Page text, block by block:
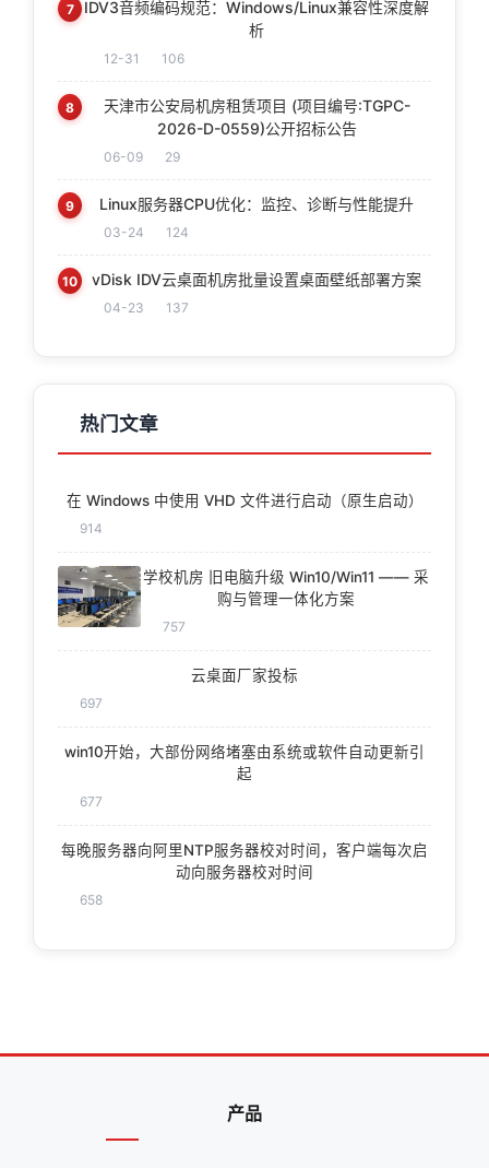
7
IDV3音频编码规范：Windows/Linux兼容性深度解
析
12-31 106
8
天津市公安局机房租赁项目 (项目编号:TGPC-
2026-D-0559)公开招标公告
06-09 29
9 Linux服务器CPU优化：监控、诊断与性能提升
03-24 124
10 vDisk IDV云桌面机房批量设置桌面壁纸部署方案
04-23 137
热门文章
在 Windows 中使用 VHD 文件进行启动（原生启动）
914
学校机房 旧电脑升级 Win10/Win11 —— 采
购与管理一体化方案
757
云桌面厂家投标
697
win10开始，大部份网络堵塞由系统或软件自动更新引
起
677
每晚服务器向阿里NTP服务器校对时间，客户端每次启
动向服务器校对时间
658
产品